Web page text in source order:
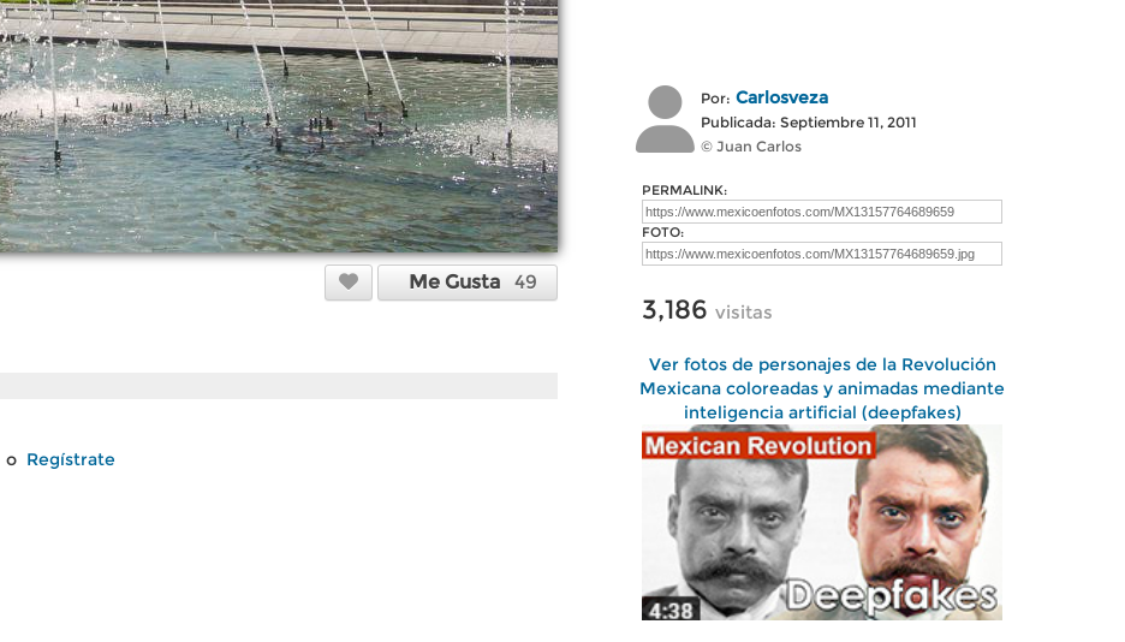
Me Gusta 49
o Regístrate
Por: Carlosveza
Publicada: Septiembre 11, 2011
© Juan Carlos
PERMALINK:
FOTO:
3,186 visitas
Ver fotos de personajes de la Revolución
Mexicana coloreadas y animadas mediante
inteligencia artificial (deepfakes)